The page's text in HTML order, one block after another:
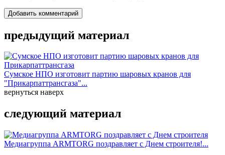
Добавить комментарий
предыдущий материал
Сумское НПО изготовит партию шаровых кранов для
"Прикарпаттрансгаза"...
вернуться наверх
следующий материал
Медиагруппа ARMTORG поздравляет с Днем строителя!...